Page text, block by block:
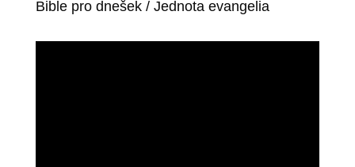
Bible pro dnešek / Jednota evangelia